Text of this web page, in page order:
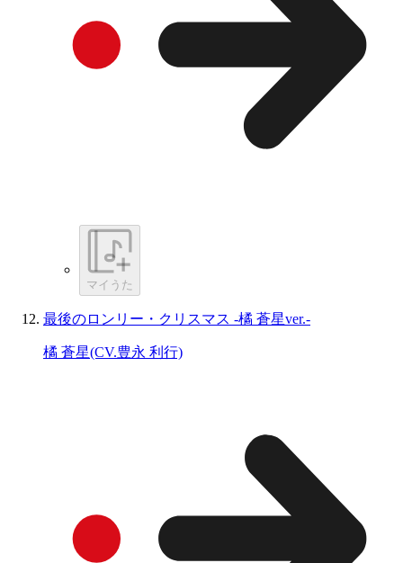
マイうた
最後のロンリー・クリスマス -橘 蒼星ver.-
橘 蒼星(CV.豊永 利行)